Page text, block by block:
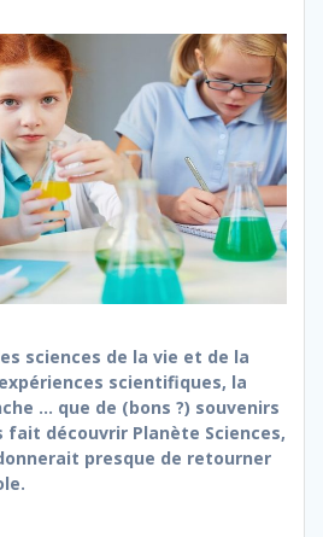
sciences de la vie et de la
scientifiques, la
… que de (bons ?) souvenirs
fait découvrir Planète Sciences,
presque de retourner